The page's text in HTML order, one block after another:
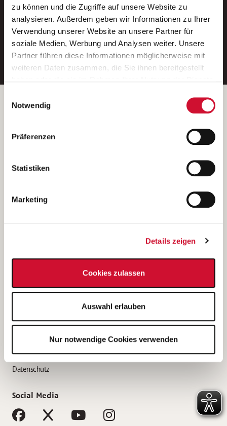
zu können und die Zugriffe auf unsere Website zu
analysieren. Außerdem geben wir Informationen zu Ihrer
Verwendung unserer Website an unsere Partner für
soziale Medien, Werbung und Analysen weiter. Unsere
Partner führen diese Informationen möglicherweise mit
weiteren Daten zusammen, die Sie ihnen bereitgestellt
Wenn Sie auf „Cookies zulassen“ klicken, so stimmen
Sie der Speicherung sämtlicher Cookies zu. Sie können
Ihre Einwilligung selbstverständlich jederzeit widerrufen,
indem Sie die Cookie-Einstellungen aufrufen und diese
unsererDatenschutzerklärung
Notwendig
Präferenzen
Statistiken
Marketing
Details zeigen
Cookies zulassen
Auswahl erlauben
Nur notwendige Cookies verwenden
Ein kostenloser Service von AWO
Jobs.
E-Mail-Adresse eintragen
Betreiber der Webseite
Kantstraße 45a
(Ein Tochterunternehmen des AWO Bezirksverbandes Unterfranken
e.V.)
Bewerbung als Altenpflegehelfer*in
Bewerbung als Erzieher*in
AWO Gliederungen nach Bundesland
Impressum
Datenschutz
Social Media